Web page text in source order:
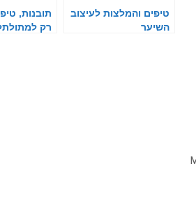
טיפים והמלצות לעיצוב
השיער
תובנות,
רק